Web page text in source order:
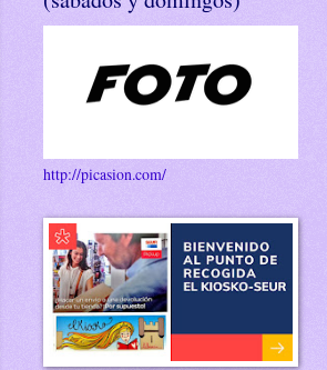
http://picasion.com/